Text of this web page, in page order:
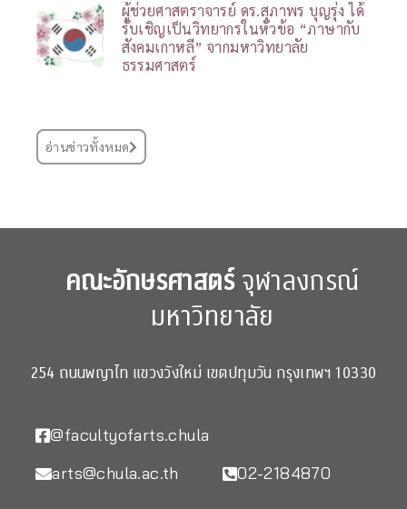
ผู้ช่วยศาสตราจารย์ ดร.สุภาพร บุญรุ่ง ได้
รับเชิญเป็นวิทยากรในหัวข้อ “ภาษากับ
สังคมเกาหลี” จากมหาวิทยาลัย
ธรรมศาสตร์
อ่านข่าวทั้งหมด
คณะอักษรศาสตร์จุฬาลงกรณ์
มหาวิทยาลัย
254 ถนนพญาไท แขวงวังใหม่ เขตปทุมวัน กรุงเทพฯ 10330
@facultyofarts.chula
arts@chula.ac.th
02-2184870